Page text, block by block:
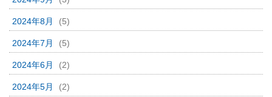
2024年8月 (5)
2024年7月 (5)
2024年6月 (2)
2024年5月 (2)